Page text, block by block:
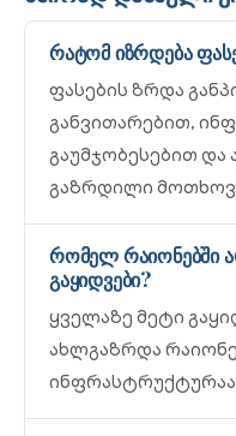
რატომ იზრდება
ფასების ზრდა
განვითარებით,
გაუმჯობესებით
გაზრდილი
რომელ რაიონებში
გაყიდვები?
ყველაზე მეტი
ახლგაზრდა